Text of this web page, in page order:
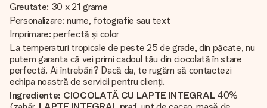
Greutate: 30 x 21 grame
Personalizare: nume, fotografie sau text
Imprimare: perfectă și color
La temperaturi tropicale de peste 25 de grade, din păcate, nu
putem garanta că vei primi cadoul tău din ciocolată în stare
perfectă. Ai întrebări? Dacă da, te rugăm să contactezi
echipa noastră de servicii pentru clienți.
Ingrediente: CIOCOLATĂ CU LAPTE INTEGRAL40%